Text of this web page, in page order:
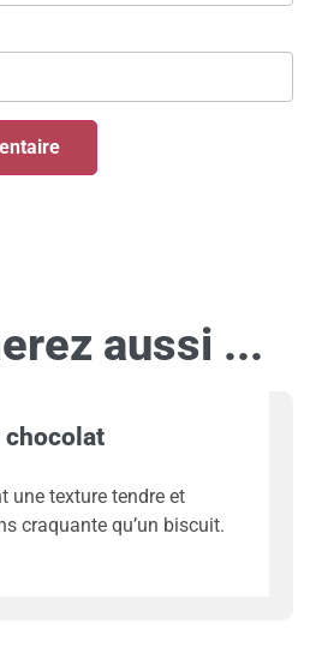
aussi ...
chocolat
une texture tendre et
craquante qu’un biscuit.